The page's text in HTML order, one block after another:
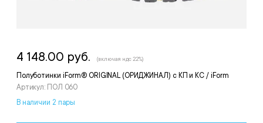
Полуботинки iForm® ORIGINAL (ОРИДЖИНАЛ) с КП и КС / iForm
Артикул: ПОЛ 060
4 148.00 руб. (включая ндс 22%)
В наличии 2 пары